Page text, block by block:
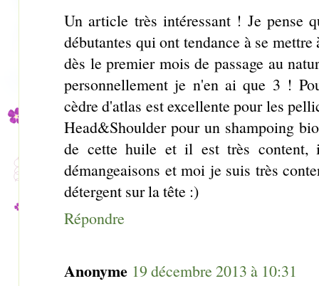
Un article très intéressant ! Je pense
débutantes qui ont tendance à se
dès le premier mois de passage au
personnellement je n'en ai que 3 !
cèdre d'atlas est excellente pour les
Head&Shoulder pour un shampoing
de cette huile et il est très
démangeaisons et moi je suis très
détergent sur la tête :)
Répondre
Anonyme 19 décembre 2013 à 10:31